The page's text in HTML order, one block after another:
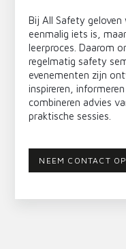
Bij All Safety geloven
eenmalig iets is,
leerproces. Daarom
regelmatig safety
evenementen zijn
inspireren,
combineren advies
praktische sessies.
NEEM CONTACT OP